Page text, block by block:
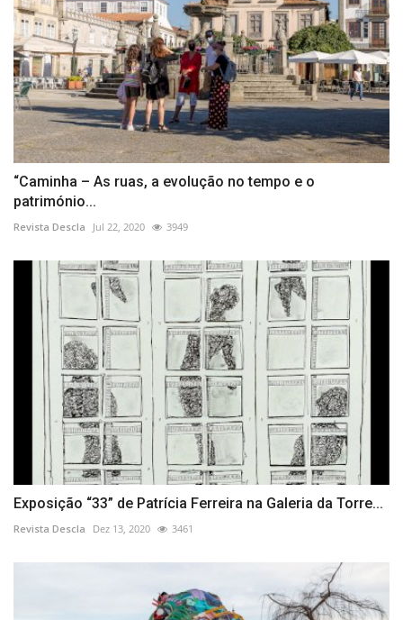
“Caminha – As ruas, a evolução no tempo e o
património...
Revista Descla Jul 22, 2020 3949
Exposição “33” de Patrícia Ferreira na Galeria da Torre...
Revista Descla Dez 13, 2020 3461